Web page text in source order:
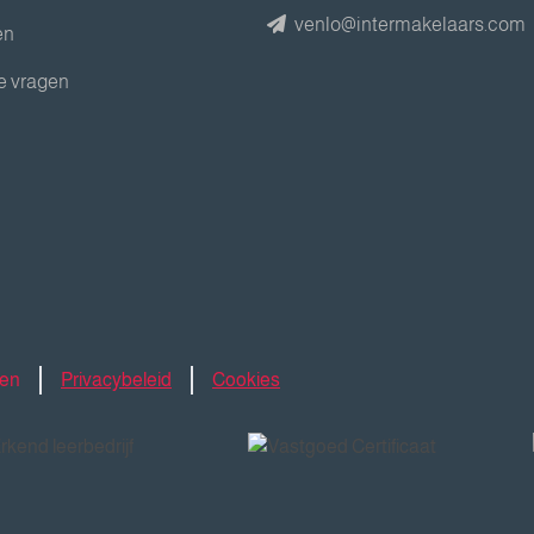
vragen
venlo@intermakelaars.com
Privacybeleid Cookies